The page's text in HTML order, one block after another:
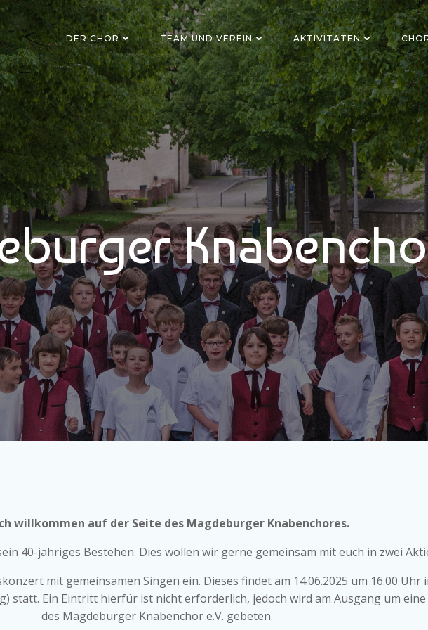
DER CHOR TEAM UND VEREIN AKTIVITÄTEN
willkommen auf der Seite des Magdeburger Knabenchores.
40-jähriges Bestehen. Dies wollen wir gerne gemeinsam mit euch in zwei
mit gemeinsamen Singen ein. Dieses findet am 14.06.2025 um 16.00
statt. Ein Eintritt hierfür ist nicht erforderlich, jedoch wird am Ausgang um
des Magdeburger Knabenchor e.V. gebeten.